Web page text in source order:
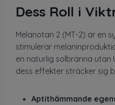
Dess Roll i
Melanotan 2 (MT-2) är en
stimulerar
en naturlig solbränna utan
dess effekter sträcker sig
Aptithämmande